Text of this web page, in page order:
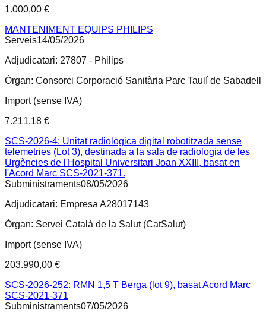
1.000,00 €
MANTENIMENT EQUIPS PHILIPS
Serveis14/05/2026
Adjudicatari: 27807 - Philips
Òrgan: Consorci Corporació Sanitària Parc Taulí de Sabadell
Import (sense IVA)
7.211,18 €
SCS-2026-4: Unitat radiològica digital robotitzada sense
telemetries (Lot 3), destinada a la sala de radiologia de les
Urgències de l'Hospital Universitari Joan XXIII, basat en
l'Acord Marc SCS-2021-371.
Subministraments08/05/2026
Adjudicatari: Empresa A28017143
Òrgan: Servei Català de la Salut (CatSalut)
Import (sense IVA)
203.990,00 €
SCS-2026-252: RMN 1,5 T Berga (lot 9), basat Acord Marc
SCS-2021-371
Subministraments07/05/2026